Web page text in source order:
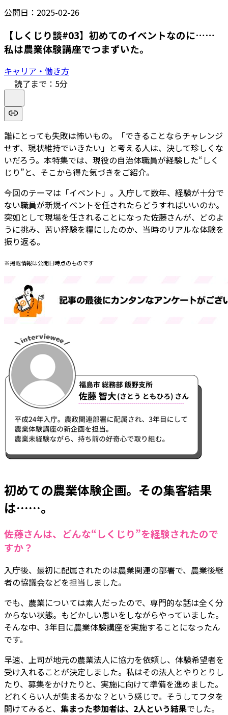
公開日： 2025-02-26
【しくじり談#03】初めてのイベントなのに……
私は農業体験講座でつまずいた。
キャリア・働き方
読了まで： 5分
誰にとっても失敗は怖いもの。「できることならチャレンジ
せず、現状維持でいきたい」と考える人は、決して珍しくな
いだろう。本特集では、現役の自治体職員が経験した“しく
じり”と、そこから得た気づきをご紹介。
今回のテーマは「イベント」。入庁して数年、経験が十分で
ない職員が新規イベントを任されたらどうすればいいのか。
突如として現場を任されることになった佐藤さんが、どのよ
うに挑み、苦い経験を糧にしたのか、当時のリアルな体験を
振り返る。
※掲載情報は公開日時点のものです
初めての農業体験企画。その集客結果
は……。
――佐藤さんは、どんな“しくじり”を経験されたので
すか？
入庁後、最初に配属されたのは農業関連の部署で、農業後継
者の協議会などを担当しました。
でも、農業については素人だったので、専門的な話は全く分
からない状態。もどかしい思いをしながらやっていました。
そんな中、3年目に農業体験講座を実施することになったん
です。
早速、上司が地元の農業法人に協力を依頼し、体験希望者を
受け入れることが決定しました。私はその法人とやりとりし
たり、募集をかけたりと、実施に向けて準備を進めました。
どれくらい人が集まるかな？という感じで。そうしてフタを
開けてみると、 集まった参加者は、2人という結果でした。